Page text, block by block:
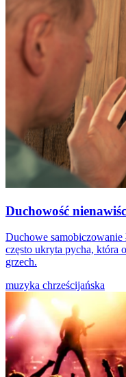
Duchowość
Duchowe samobiczowanie
często ukryta pycha, która
grzech.
muzyka chrześcijańska